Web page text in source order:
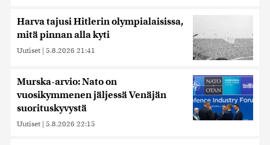
Harva tajusi Hitlerin olympialaisissa,
mitä pinnan alla kyti
Uutiset | 5.8.2026 21:41
Murska-arvio: Nato on
vuosikymmenen jäljessä Venäjän
suorituskyvystä
Uutiset | 5.8.2026 22:15